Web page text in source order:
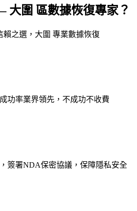
大圍 區數據恢復專家？
賴之選，大圍 專業數據恢復
功率業界領先，不成功不收費
簽署NDA保密協議，保障隱私安全